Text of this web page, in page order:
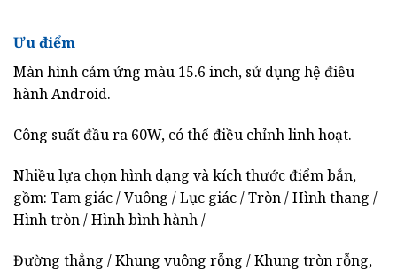
Ưu điểm
Màn hình cảm ứng màu 15.6 inch, sử dụng hệ điều
hành Android.
Công suất đầu ra 60W, có thể điều chỉnh linh hoạt.
Nhiều lựa chọn hình dạng và kích thước điểm bắn,
gồm: Tam giác / Vuông / Lục giác / Tròn / Hình thang /
Hình tròn / Hình bình hành /
Đường thẳng / Khung vuông rỗng / Khung tròn rỗng,